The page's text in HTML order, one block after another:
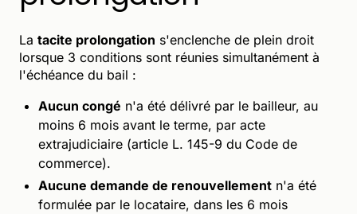
La tacite prolongation s'enclenche de plein droit
lorsque 3 conditions sont réunies simultanément à
l'échéance du bail :
Aucun congé n'a été délivré par le bailleur, au
moins 6 mois avant le terme, par acte
extrajudiciaire (article L. 145-9 du Code de
commerce).
Aucune demande de renouvellement n'a été
formulée par le locataire, dans les 6 mois